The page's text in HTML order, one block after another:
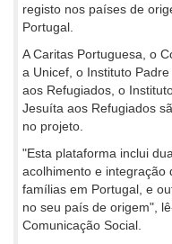
registo nos países de
Portugal.
A Caritas Portuguesa, o
a Unicef, o Instituto
aos Refugiados, o
Jesuíta aos Refugiados
no projeto.
"Esta plataforma inclui
acolhimento e integração
famílias em Portugal, e
no seu país de origem",
Comunicação Social.